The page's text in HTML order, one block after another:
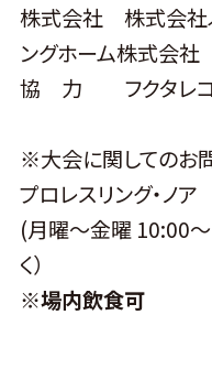
株式会社 株式会社
ングホーム株式会社
協 力 フクタレコ
※大会に関してのお
プロレスリング・ノア
(月曜〜金曜 10:00
く）
※場内飲食可